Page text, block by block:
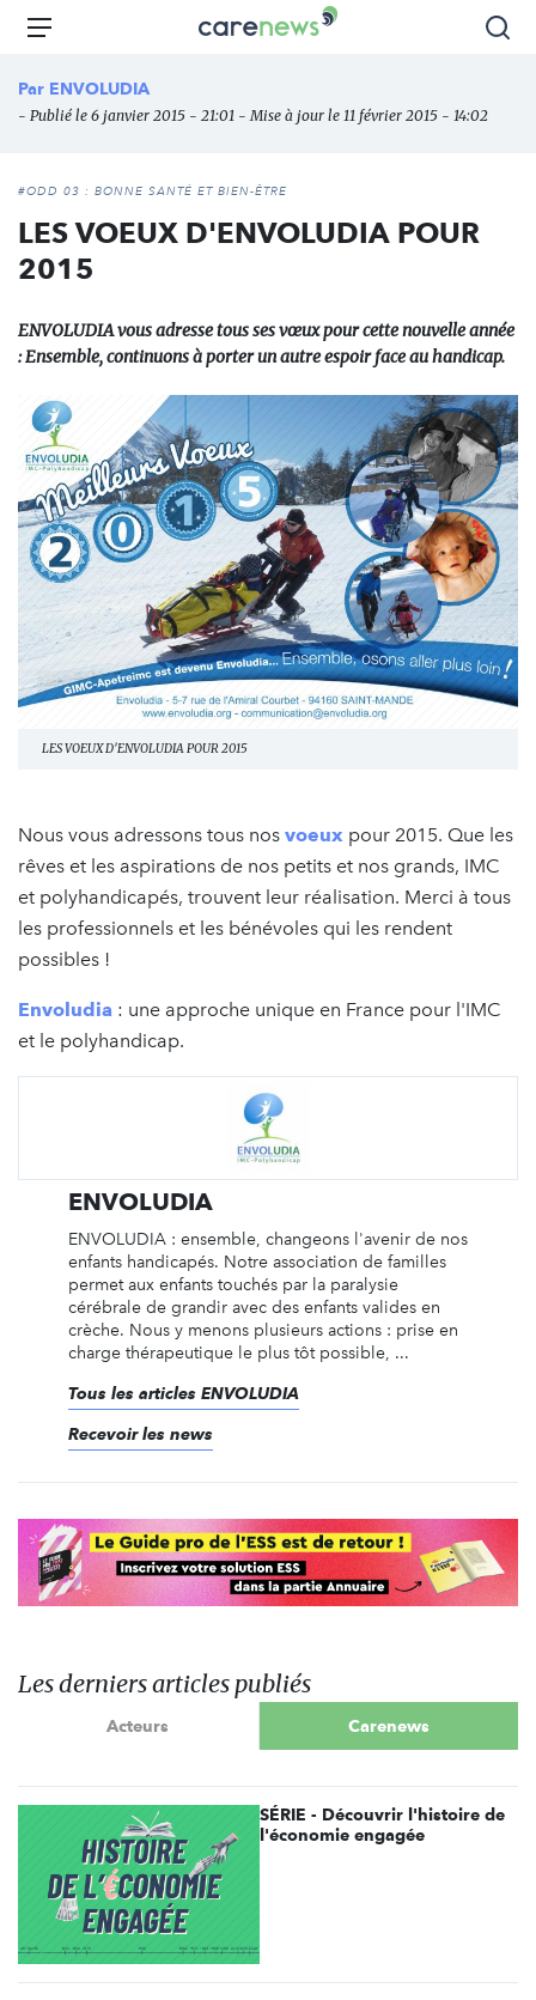
Aller
principal
Carenews,
des
l'engagement
Menu
Par ENVOLUDIA
- Publié le 6 janvier 2015 - 21:01 - Mise à jour le 11 février 2015 - 14:02
#ODD 03 : BONNE SANTÉ ET BIEN-ÊTRE
LES VOEUX D'ENVOLUDIA POUR
2015
ENVOLUDIA vous adresse tous ses vœux pour cette nouvelle année
: Ensemble, continuons à porter un autre espoir face au handicap.
LES VOEUX D'ENVOLUDIA POUR 2015
Nous vous adressons tous nos voeux pour 2015. Que les
rêves et les aspirations de nos petits et nos grands, IMC
et polyhandicapés, trouvent leur réalisation. Merci à tous
les professionnels et les bénévoles qui les rendent
possibles !
Envoludia : une approche unique en France pour l'IMC
et le polyhandicap.
ENVOLUDIA
ENVOLUDIA : ensemble, changeons l'avenir de nos
enfants handicapés. Notre association de familles
permet aux enfants touchés par la paralysie
cérébrale de grandir avec des enfants valides en
crèche. Nous y menons plusieurs actions : prise en
charge thérapeutique le plus tôt possible, ...
Tous les articles ENVOLUDIA
Recevoir les news
Les derniers articles publiés
Acteurs Carenews
SÉRIE - Découvrir l'histoire de
l'économie engagée